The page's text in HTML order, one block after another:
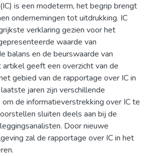
is een modeterm, het begrip brengt
ondernemingen tot uitdrukking. IC
verklaring gezien voor het
waarde van
balans en de beurswaarde van
artikel geeft een overzicht van de
gebied van de rapportage over IC in
jaren zijn verschillende
de informatieverstrekking over IC te
sluiten deels aan bij de
Door nieuwe
zal de rapportage over IC in het